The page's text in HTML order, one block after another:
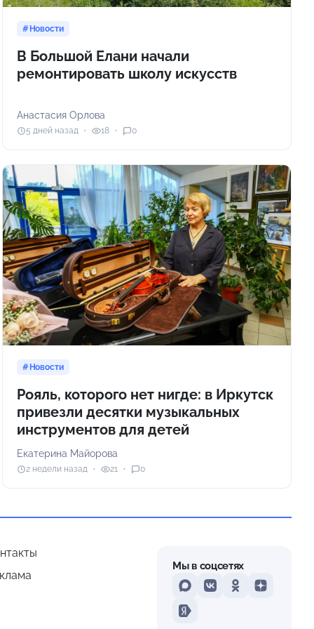
Новости
В Большой Елани начали
ремонтировать школу искусств
Анастасия Орлова
5 дней назад 18 0
Новости
Рояль, которого нет нигде: в Иркутск
привезли десятки музыкальных
инструментов для детей
Екатерина Майорова
2 недели назад 21 0
Мы в соцсетях
MAXVKontakteOdnoklassniki
Dzen
Yandex